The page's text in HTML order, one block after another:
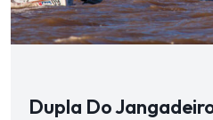
Dupla Do